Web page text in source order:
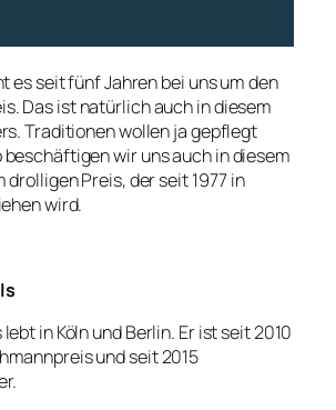
es seit fünf Jahren bei uns um den
Das ist natürlich auch in diesem
Traditionen wollen ja gepflegt
beschäftigen wir uns auch in diesem
drolligen Preis, der seit 1977 in
wird.
in Köln und Berlin. Er ist seit 2010
und seit 2015